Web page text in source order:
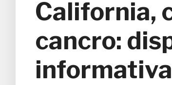
California,
cancro:
informativa